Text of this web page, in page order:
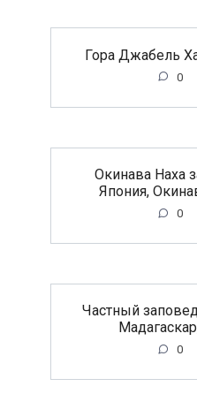
Гора Джабель
0
Окинава Наха
Япония,
0
Частный
0